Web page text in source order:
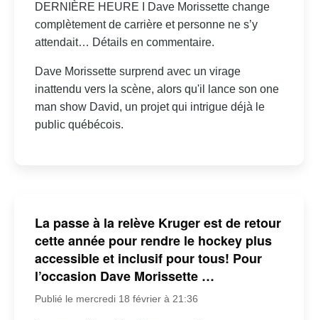
DERNIÈRE HEURE I Dave Morissette change
complètement de carrière et personne ne s’y
attendait… Détails en commentaire.
Dave Morissette surprend avec un virage
inattendu vers la scène, alors qu'il lance son one
man show David, un projet qui intrigue déjà le
public québécois.
La passe à la relève Kruger est de retour
cette année pour rendre le hockey plus
accessible et inclusif pour tous! Pour
l’occasion Dave Morissette …
Publié le mercredi 18 février à 21:36